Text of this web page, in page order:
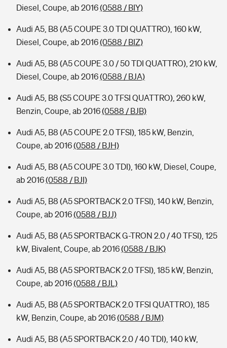
Diesel, Coupe, ab 2016(0588 / BIY)
Audi A5, B8 (A5 COUPE 3.0 TDI QUATTRO), 160 kW,
Diesel, Coupe, ab 2016(0588 / BIZ)
Audi A5, B8 (A5 COUPE 3.0 / 50 TDI QUATTRO), 210 kW,
Diesel, Coupe, ab 2016(0588 / BJA)
Audi A5, B8 (S5 COUPE 3.0 TFSI QUATTRO), 260 kW,
Benzin, Coupe, ab 2016(0588 / BJB)
Audi A5, B8 (A5 COUPE 2.0 TFSI), 185 kW, Benzin,
Coupe, ab 2016(0588 / BJH)
Audi A5, B8 (A5 COUPE 3.0 TDI), 160 kW, Diesel, Coupe,
ab 2016(0588 / BJI)
Audi A5, B8 (A5 SPORTBACK 2.0 TFSI), 140 kW, Benzin,
Coupe, ab 2016(0588 / BJJ)
Audi A5, B8 (A5 SPORTBACK G-TRON 2.0 / 40 TFSI), 125
kW, Bivalent, Coupe, ab 2016(0588 / BJK)
Audi A5, B8 (A5 SPORTBACK 2.0 TFSI), 185 kW, Benzin,
Coupe, ab 2016(0588 / BJL)
Audi A5, B8 (A5 SPORTBACK 2.0 TFSI QUATTRO), 185
kW, Benzin, Coupe, ab 2016(0588 / BJM)
Audi A5, B8 (A5 SPORTBACK 2.0 / 40 TDI), 140 kW,